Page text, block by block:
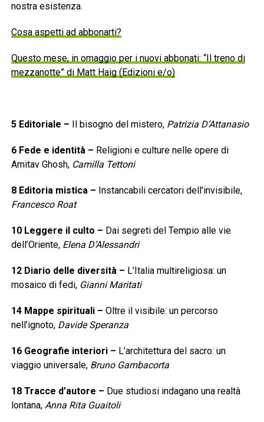
nostra esistenza.
Cosa aspetti ad abbonarti?
Questo mese, in omaggio per i nuovi abbonati: “Il treno di
mezzanotte” di Matt Haig (Edizioni e/o)
5 Editoriale – Il bisogno del mistero, Patrizia D’Attanasio
6 Fede e identità– Religioni e culture nelle opere di
Amitav Ghosh, Camilla Tettoni
8 Editoria mistica– Instancabili cercatori dell’invisibile,
Francesco Roat
10 Leggere il culto – Dai segreti del Tempio alle vie
dell’Oriente, Elena D’Alessandri
12 Diario delle diversità– L’Italia multireligiosa: un
mosaico di fedi, Gianni Maritati
14 Mappe spirituali– Oltre il visibile: un percorso
nell’ignoto, Davide Speranza
16 Geografie interiori– L’architettura del sacro: un
viaggio universale, Bruno Gambacorta
18 Tracce d’autore – Due studiosi indagano una realtà
lontana, Anna Rita Guaitoli